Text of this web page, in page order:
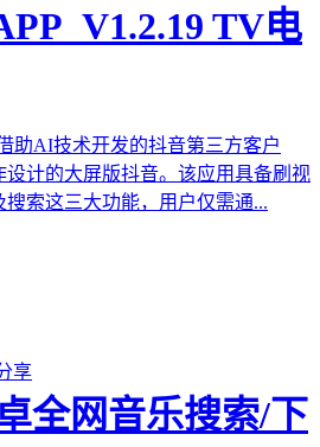
TV电
助AI技术开发的抖音第三方客户
计的大屏版抖音。该应用具备刷视
索这三大功能，用户仅需通...
享
全网音乐搜索/下